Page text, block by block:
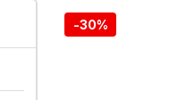
-30%